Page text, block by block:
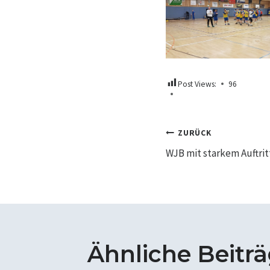
Post Views: 96
ZURÜCK
WJB mit starkem
Ähnliche